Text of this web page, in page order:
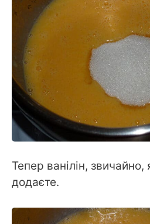
Тепер ванілін,
додаєте.